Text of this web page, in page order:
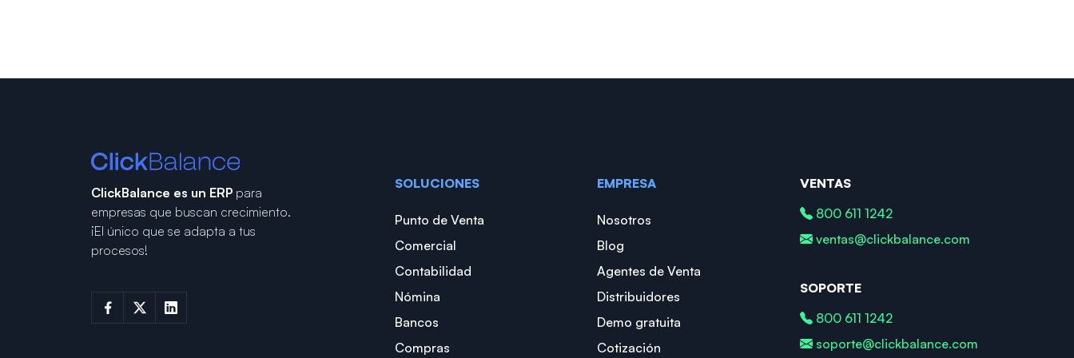
ClickBalance es un ERP para
empresas que buscan crecimiento.
¡El único que se adapta a tus
procesos!
SOLUCIONES
Punto de Venta
Comercial
Contabilidad
Nómina
Bancos
Compras
EMPRESA
Nosotros
Blog
Agentes de Venta
Distribuidores
Demo gratuita
Cotización
VENTAS
800 611 1242
ventas@clickbalance.com
SOPORTE
800 611 1242
soporte@clickbalance.com